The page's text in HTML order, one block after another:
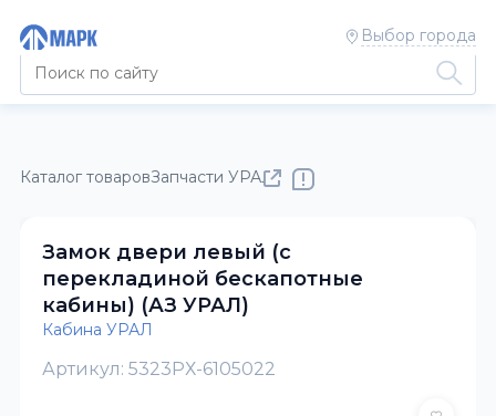
Выбор города
Каталог товаровЗапчасти УРАЛКабина УРАЛ
Замок двери левый (с
перекладиной бескапотные
кабины) (АЗ УРАЛ)
Кабина УРАЛ
Артикул: 5323РХ-6105022